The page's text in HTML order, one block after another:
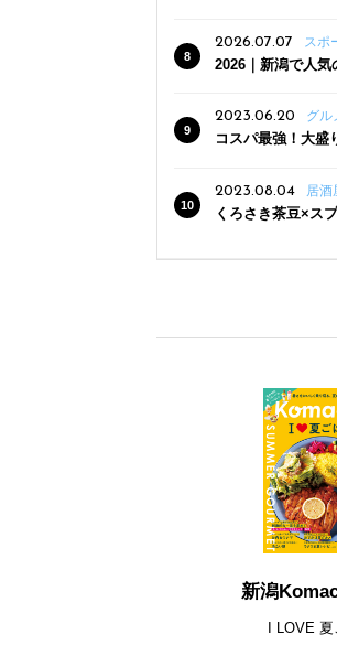
クーポン登場
2026.07.07 スポ
2026｜新潟で人気
2023.06.20
グル
コスパ最強！大盛
2023.08.04
居酒
くろさき茶豆×ス
新潟
I LOVE 夏